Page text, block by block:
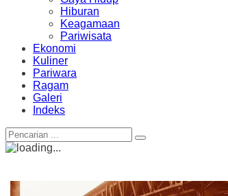
Hiburan
Keagamaan
Pariwisata
Ekonomi
Kuliner
Pariwara
Ragam
Galeri
Indeks